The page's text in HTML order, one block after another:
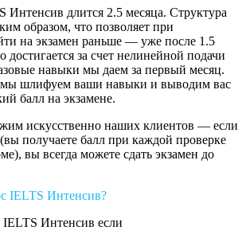
длится 2.5 месяца. Структура
образом, что позволяет при
на экзамен раньше — уже после 1.5
достигается за счет нелинейной подачи
навыки мы даем за первый месяц.
мы шлифуем ваши навыки и выводим вас
балл на экзамене.
искусственно наших клиентов — если
получаете балл при каждой проверке
вы всегда можете сдать экзамен до
IELTS Интенсив?
Интенсив если